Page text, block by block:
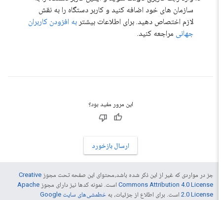
سازمان های خود اضافه کنید و کاربر دستگاه را به نقش
لازم اختصاص دهید. برای اطلاعات بیشتربه افزودن کاربران
جهانیمراجعه کنید.
این مرور مفید بود؟
ارسال بازخورد
جز در مواردی که غیر از این ذکر شده باشد،‌محتوای این صفحه تحت مجوزCreative
Commons Attribution 4.0 Licenseاست. نمونه کدها نیز دارای مجوزApache
2.0 Licenseاست. برای اطلاع از جزئیات، به
خطمشی‌های سایت Google